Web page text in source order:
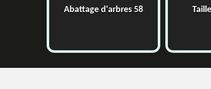
Abattage d'arbres 58